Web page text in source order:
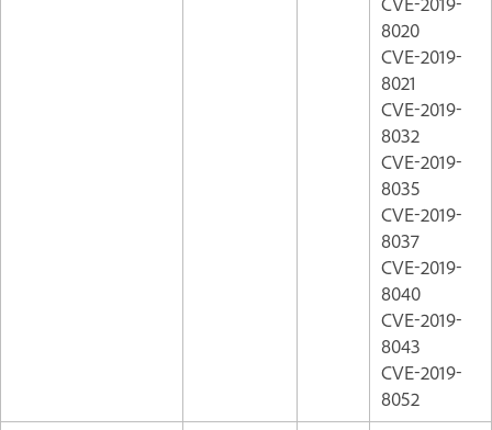
8020
CVE-2019-
8021
CVE-2019-
8032
CVE-2019-
8035
CVE-2019-
8037
CVE-2019-
8040
CVE-2019-
8043
CVE-2019-
8052